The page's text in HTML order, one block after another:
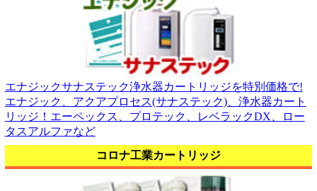
エナジックサナステック浄水器カートリッジを特別価格で!
エナジック、アクアプロセス(サナステック)、浄水器カート
リッジ！エーペックス、プロテック、レベラックDX、ロー
タスアルファなど
コロナ工業カートリッジ